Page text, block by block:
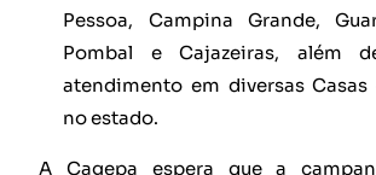
Pessoa, Campina Grande,
Pombal e Cajazeiras, além
atendimento em diversas
no estado.
A Cagepa espera que a